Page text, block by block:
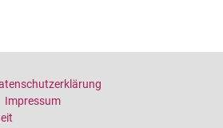
Impressum